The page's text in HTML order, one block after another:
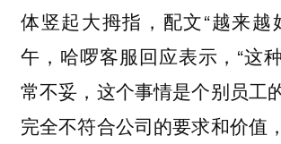
体竖起大拇指，配文“越来越
午，哈啰客服回应表示，“这
常不妥，这个事情是个别员工
完全不符合公司的要求和价值